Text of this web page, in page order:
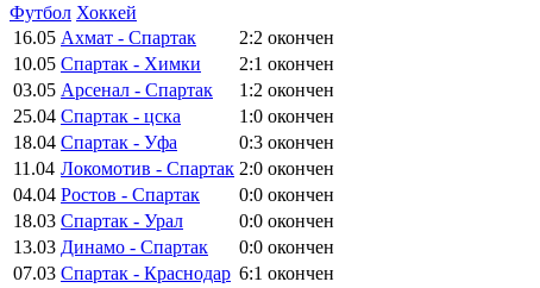
Футбол Хоккей
16.05 Ахмат - Спартак 2:2 окончен
10.05 Спартак - Химки 2:1 окончен
03.05 Арсенал - Спартак 1:2 окончен
25.04 Спартак - цска 1:0 окончен
18.04 Спартак - Уфа 0:3 окончен
11.04 Локомотив - Спартак 2:0 окончен
04.04 Ростов - Спартак 0:0 окончен
18.03 Спартак - Урал 0:0 окончен
13.03 Динамо - Спартак 0:0 окончен
07.03 Спартак - Краснодар 6:1 окончен